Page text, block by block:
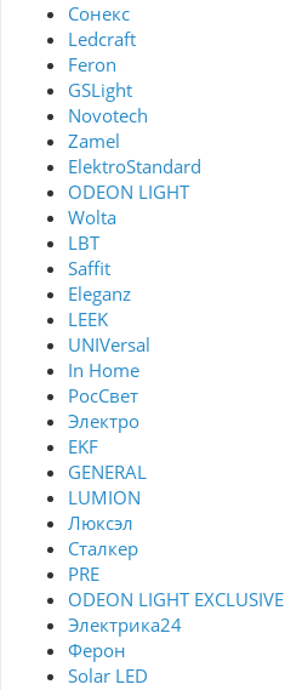
Сонекс
Ledcraft
Feron
GSLight
Novotech
Zamel
ElektroStandard
ODEON LIGHT
Wolta
LBT
Saffit
Eleganz
LEEK
UNIVersal
In Home
РосСвет
Электро
EKF
GENERAL
LUMION
Люксэл
Сталкер
PRE
ODEON LIGHT EXCLUSIVE
Электрика24
Ферон
Solar LED